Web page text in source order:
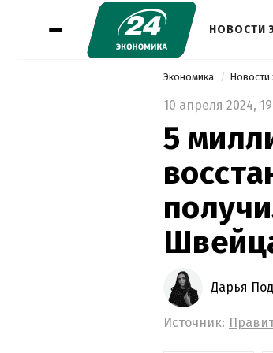
НОВОСТИ
Экономика Новости
10 апреля 2024,
5
Дарья
Источник: